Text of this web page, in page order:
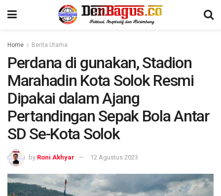
Home Berita Utama
Perdana di gunakan, Stadion
Marahadin Kota Solok Resmi
Dipakai dalam Ajang
Pertandingan Sepak Bola Antar
SD Se-Kota Solok
by Roni Akhyar 12 Agustus 2023